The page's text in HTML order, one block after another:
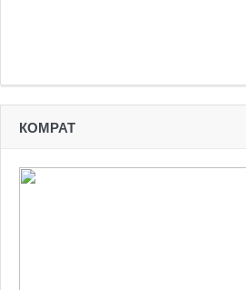
КОМРАТ